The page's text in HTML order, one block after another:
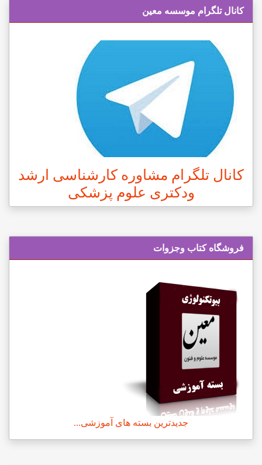
کانال تلگرام موسسه معین
کانال تلگرام مشاوره کارشناسی ارشد
ودکتری علوم پزشکی
فروشگاه کتاب وجزوات
جدیدترین بسته های آموزشی...